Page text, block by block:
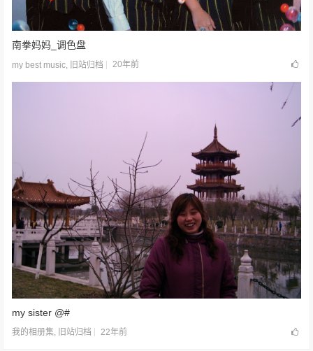
南拳妈妈_调色盘
my best music, 旧站归档 20年前
my sister @#
我的相册集, 旧站归档 22年前